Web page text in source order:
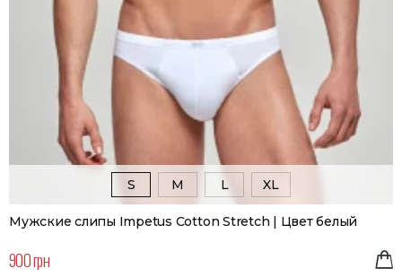
S M L XL
Мужские слипы Impetus Cotton Stretch | Цвет белый
900 грн